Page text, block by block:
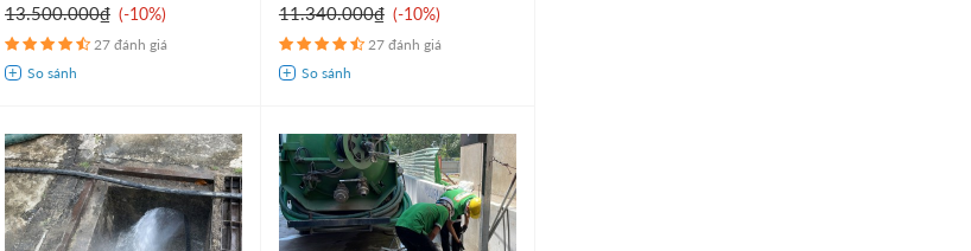
13.500.000₫ -10%
27 đánh giá
11.340.000₫ -10%
27 đánh giá